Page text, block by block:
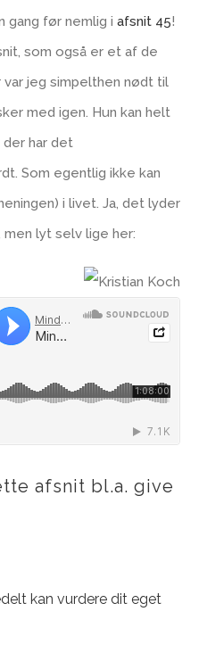
gang før nemlig i afsnit 45!
som også er et af de
jeg simpelthen nødt til
med igen. Hun kan helt
har det
Som egentlig ikke kan
i livet. Ja, det lyder
lyt selv lige her:
afsnit bl.a. give
kan vurdere dit eget